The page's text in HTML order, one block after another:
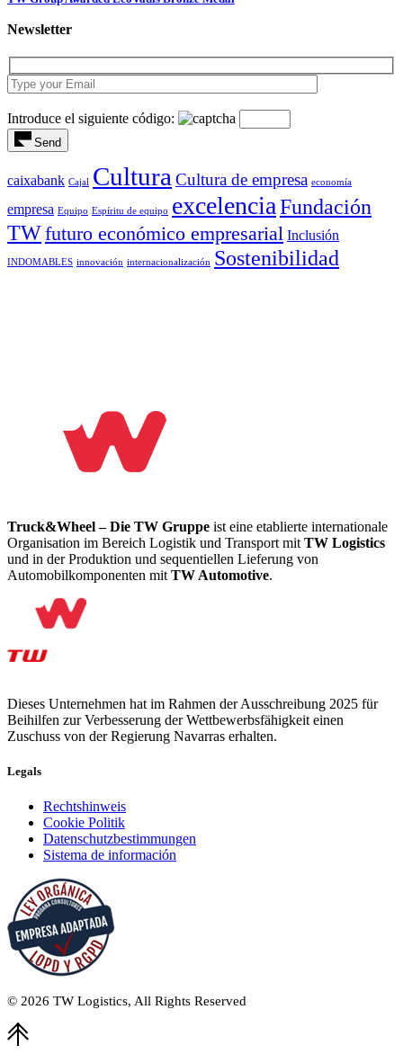
Newsletter
Introduce el siguiente código:
Send
caixabank Cajal Cultura Cultura de empresa economía
empresa Equipo Espíritu de equipo excelenciaFundación
TWfuturo económico empresarial Inclusión
INDOMABLES innovación internacionalización Sostenibilidad
Truck&Wheel – Die TW Gruppe ist eine etablierte internationale
Organisation im Bereich Logistik und Transport mit TW Logistics
und in der Produktion und sequentiellen Lieferung von
Automobilkomponenten mit TW Automotive.
Dieses Unternehmen hat im Rahmen der Ausschreibung 2025 für
Beihilfen zur Verbesserung der Wettbewerbsfähigkeit einen
Zuschuss von der Regierung Navarras erhalten.
Legals
Rechtshinweis
Cookie Politik
Datenschutzbestimmungen
Sistema de información
© 2026 TW Logistics, All Rights Reserved